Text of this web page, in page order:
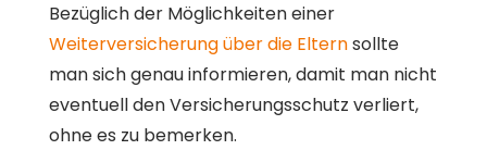
Bezüglich der Möglichkeiten einer
Weiterversicherung über die Elternsollte
man sich genau informieren, damit man nicht
eventuell den Versicherungsschutz verliert,
ohne es zu bemerken.